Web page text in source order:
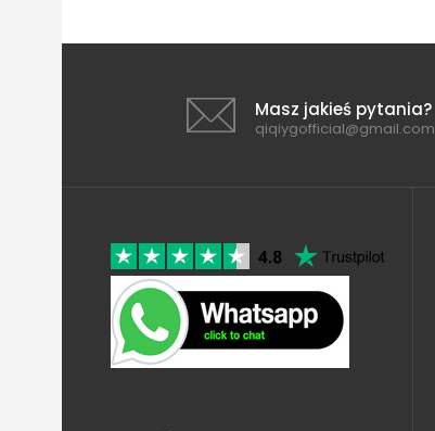
Masz jakieś pytania?
qiqiygofficial@gmail.com